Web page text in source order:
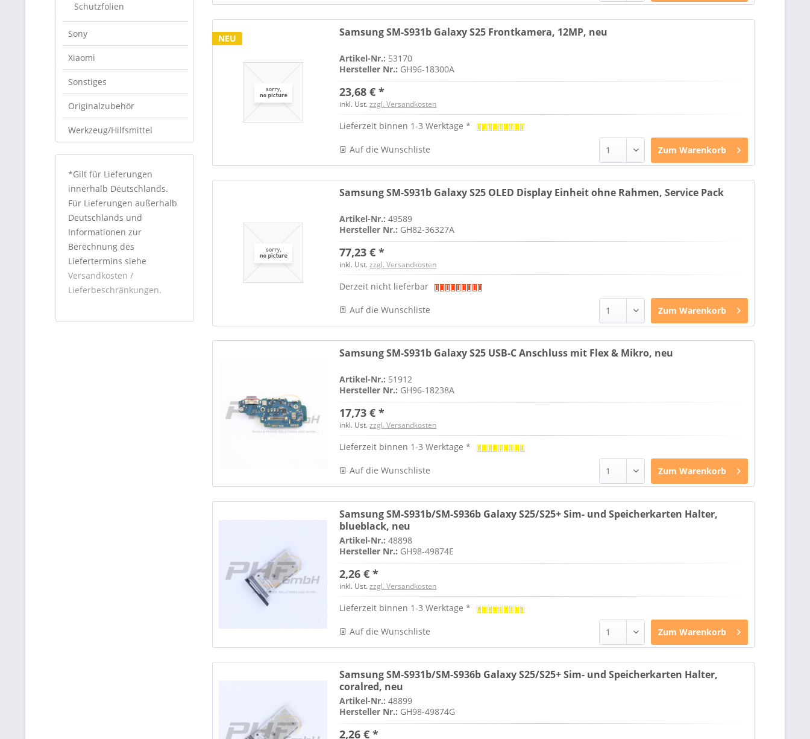
Schutzfolien
Sony
Xiaomi
Sonstiges
Originalzubehör
Werkzeug/Hilfsmittel
*Gilt für Lieferungen
innerhalb Deutschlands.
Für Lieferungen außerhalb
Deutschlands und
Informationen zur
Berechnung des
Liefertermins siehe
Versandkosten /
Lieferbeschränkungen.
NEU Samsung SM-S931b Galaxy S25 Frontkamera, 12MP, neu
Artikel-Nr.: 53170
Hersteller Nr.: GH96-18300A
23,68 € *
inkl. Ust.zzgl. Versandkosten
Lieferzeit binnen 1-3 Werktage *
Zum Warenkorb
Auf die Wunschliste
Samsung SM-S931b Galaxy S25 OLED Display Einheit ohne Rahmen, Service Pack
Artikel-Nr.:49589
Hersteller Nr.: GH82-36327A
77,23 € *
inkl. Ust.zzgl. Versandkosten
Derzeit nicht lieferbar
Zum Warenkorb
Auf die Wunschliste
Samsung SM-S931b Galaxy S25 USB-C Anschluss mit Flex & Mikro, neu
Artikel-Nr.: 51912
Hersteller Nr.: GH96-18238A
17,73 € *
inkl. Ust.zzgl. Versandkosten
Lieferzeit binnen 1-3 Werktage *
Zum Warenkorb
Auf die Wunschliste
Samsung SM-S931b/SM-S936b Galaxy S25/S25+ Sim- und Speicherkarten Halter,
blueblack, neu
Artikel-Nr.:48898
Hersteller Nr.: GH98-49874E
2,26 € *
inkl. Ust.zzgl. Versandkosten
Lieferzeit binnen 1-3 Werktage *
Zum Warenkorb
Auf die Wunschliste
Samsung SM-S931b/SM-S936b Galaxy S25/S25+ Sim- und Speicherkarten Halter,
coralred, neu
Artikel-Nr.:48899
Hersteller Nr.: GH98-49874G
2,26 € *